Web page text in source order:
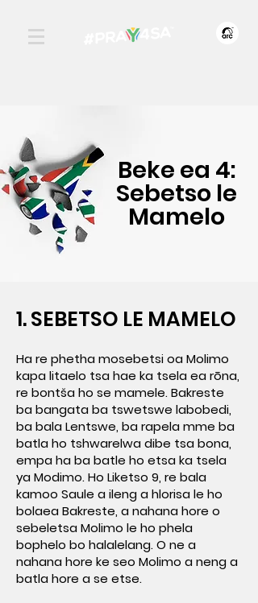
Beke ea 4:
Sebetso le
Mamelo
1. SEBETSO LE MAMELO
Ha re phetha mosebetsi oa Molimo
kapa litaelo tsa hae ka tsela ea rōna,
re bontša ho se mamele. Bakreste
ba bangata ba tswetswe labobedi,
ba bala Lentswe, ba rapela mme ba
batla ho tshwarelwa dibe tsa bona,
empa ha ba batle ho etsa ka tsela
ya Modimo. Ho Liketso 9, re bala
kamoo Saule a ileng a hlorisa le ho
bolaea Bakreste, a nahana hore o
sebeletsa Molimo le ho phela
bophelo bo halalelang. O ne a
nahana hore ke seo Molimo a neng a
batla hore a se etse.